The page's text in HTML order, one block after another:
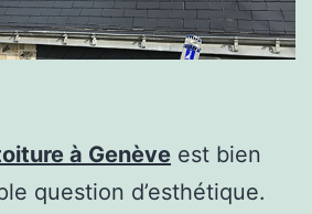
à Genève est bien
question d’esthétique.